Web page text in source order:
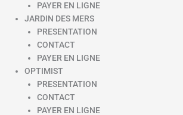
PAYER EN LIGNE
JARDIN DES MERS
PRESENTATION
CONTACT
PAYER EN LIGNE
OPTIMIST
PRESENTATION
CONTACT
PAYER EN LIGNE